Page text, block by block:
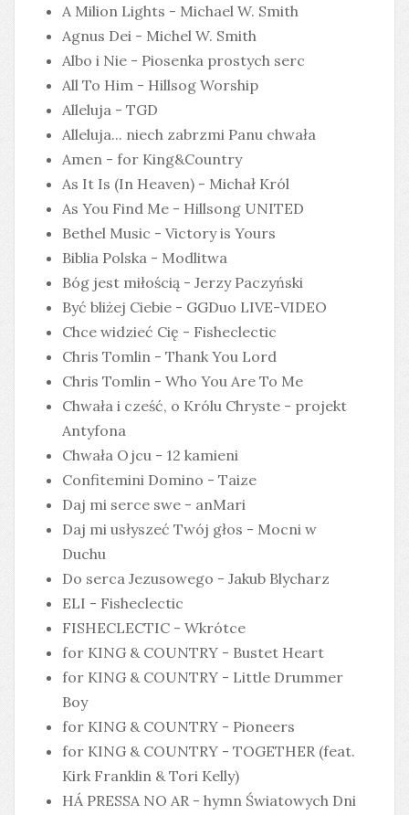
A Milion Lights - Michael W. Smith
Agnus Dei - Michel W. Smith
Albo i Nie - Piosenka prostych serc
All To Him - Hillsog Worship
Alleluja - TGD
Alleluja... niech zabrzmi Panu chwała
Amen - for King&Country
As It Is (In Heaven) - Michał Król
As You Find Me - Hillsong UNITED
Bethel Music - Victory is Yours
Biblia Polska - Modlitwa
Bóg jest miłością - Jerzy Paczyński
Być bliżej Ciebie - GGDuo LIVE-VIDEO
Chce widzieć Cię - Fisheclectic
Chris Tomlin - Thank You Lord
Chris Tomlin - Who You Are To Me
Chwała i cześć, o Królu Chryste - projekt
Antyfona
Chwała Ojcu - 12 kamieni
Confitemini Domino - Taize
Daj mi serce swe - anMari
Daj mi usłyszeć Twój głos - Mocni w
Duchu
Do serca Jezusowego - Jakub Blycharz
ELI - Fisheclectic
FISHECLECTIC - Wkrótce
for KING & COUNTRY - Bustet Heart
for KING & COUNTRY - Little Drummer
Boy
for KING & COUNTRY - Pioneers
for KING & COUNTRY - TOGETHER (feat.
Kirk Franklin & Tori Kelly)
HÁ PRESSA NO AR - hymn Światowych Dni